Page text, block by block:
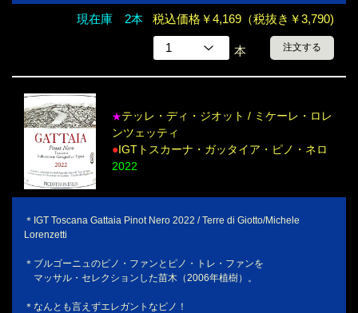
現在庫 2本 税込価格￥4,169（税抜き￥3,790)
本 注文する
★テッレ・ディ・ジオット / ミケーレ・ロレ
ンツェッティ
●IGTトスカーナ・ガッタイア・ピノ・ネロ
2022
＊IGT Toscana Gattaia Pinot Nero 2022 / Terre di Giotto/Michele
Lorenzetti
＊ブルゴーニュのピノ・ファンとピノ・トレ・ファンを
マッサル・セレクションした苗木（2006年植樹）。
＊なんとも言えずエレガントなピノ！